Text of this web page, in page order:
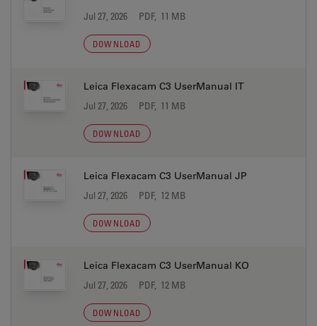
Jul 27, 2026 PDF, 11 MB
DOWNLOAD
Leica Flexacam C3 UserManual IT
Jul 27, 2026 PDF, 11 MB
DOWNLOAD
Leica Flexacam C3 UserManual JP
Jul 27, 2026 PDF, 12 MB
DOWNLOAD
Leica Flexacam C3 UserManual KO
Jul 27, 2026 PDF, 12 MB
DOWNLOAD